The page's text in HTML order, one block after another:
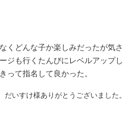
くどんな子か楽しみだったが気さ
ジも行くたんびにレベルアップし
って指名して良かった。
だいすけ様ありがとうございました。